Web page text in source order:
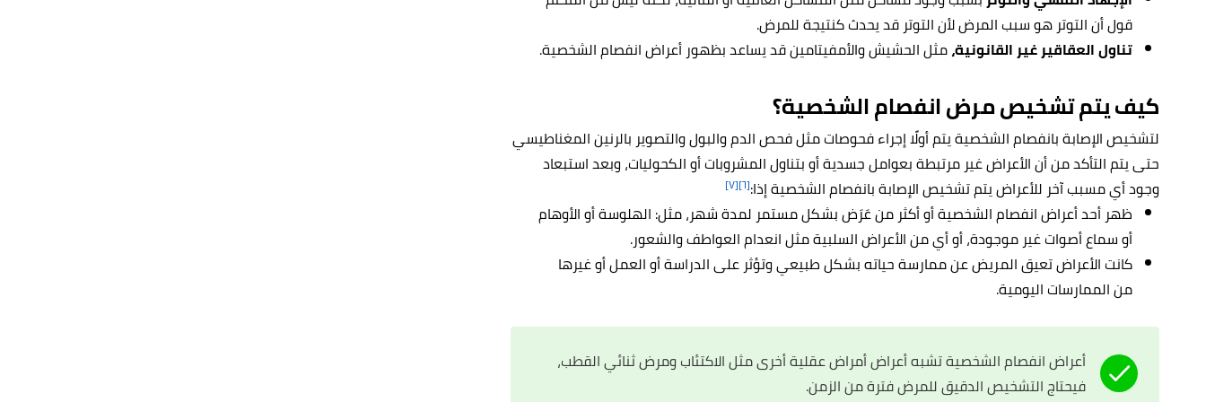
قول أن التوتر هو سبب المرض لأن التوتر قد يحدث كنتيجة للمرض.
تناول العقاقير غير القانونية،مثل الحشيش والأمفيتامين قد يساعد بظهور أعراض انفصام الشخصية.
كيف يتم تشخيص مرض انفصام الشخصية؟
لتشخيص الإصابة بانفصام الشخصية يتم أولًا إجراء فحوصات مثل فحص الدم والبول والتصوير بالرنين المغناطيسي
حتى يتم التأكد من أن الأعراض غير مرتبطة بعوامل جسدية أو بتناول المشروبات أو الكحوليات، وبعد استبعاد
وجود أي مسبب آخر للأعراض يتم تشخيص الإصابة بانفصام الشخصية إذا:[٦] [٧]
ظهر أحد أعراض انفصام الشخصية أو أكثر من عَرَض بشكل مستمر لمدة شهر، مثل: الهلوسة أو الأوهام
أو سماع أصوات غير موجودة، أو أي من الأعراض السلبية مثل انعدام العواطف والشعور.
كانت الأعراض تعيق المريض عن ممارسة حياته بشكل طبيعي وتؤثر على الدراسة أو العمل أو غيرها
من الممارسات اليومية.
أعراض انفصام الشخصية تشبه أعراض أمراض عقلية أخرى مثل الاكتئاب ومرض ثنائي القطب،
فيحتاج التشخيص الدقيق للمرض فترة من الزمن.